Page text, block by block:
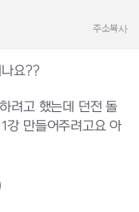
주소복사
요??
려고 했는데 던전 돌
강 만들어주려고요 아